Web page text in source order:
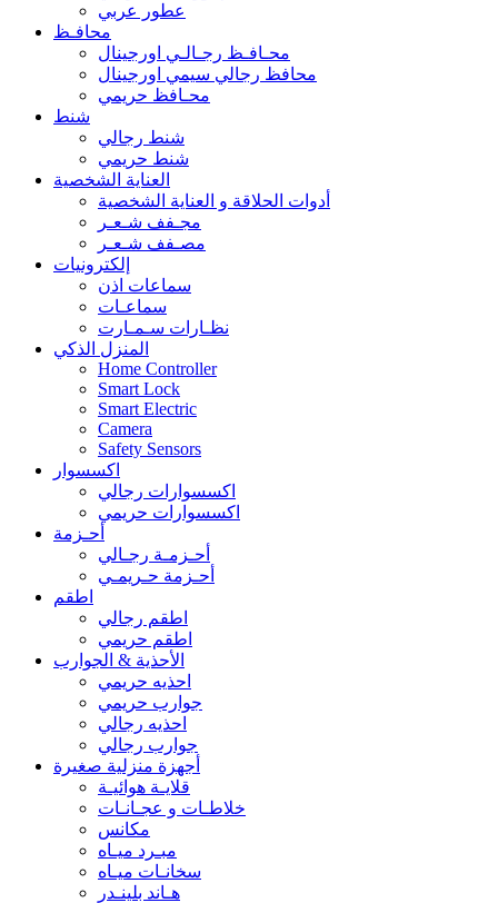
عطور عربي
محافـظ
محـافـظ رجـالـي اورجينال
محافظ رجالي سيمي اورجينال
محـافظ حريمي
شنط
شنط رجالي
شنط حريمي
العناية الشخصية
أدوات الحلاقة و العناية الشخصية
مجـفف شـعـر
مصـفف شـعـر
إلكترونيات
سماعات اذن
سماعـات
نظـارات سـمـارت
المنزل الذكي
Home Controller
Smart Lock
Smart Electric
Camera
Safety Sensors
اكسسوار
اكسسوارات رجالي
اكسسوارات حريمي
أحـزمة
أحـزمـة رجـالي
أحـزمة حـريمـي
اطقم
اطقم رجالي
اطقم حريمي
الأحذية & الجوارب
احذيه حريمي
جوارب حريمي
احذيه رجالي
جوارب رجالي
أجهزة منزلية صغيرة
قلايـة هوائيـة
خلاطـات و عجـانـات
مكانس
مبـرد ميـاه
سخانـات ميـاه
هـاند بلينـدر